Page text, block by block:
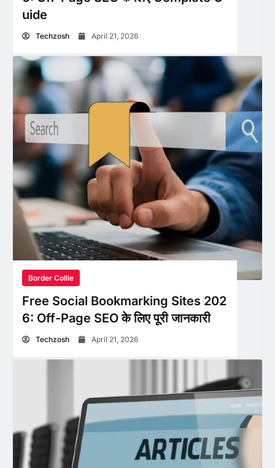
uide
Techzosh April 21, 2026
Border Collie
Free Social Bookmarking Sites 202
6: Off-Page SEO के लिए पूरी जानकारी
Techzosh April 21, 2026